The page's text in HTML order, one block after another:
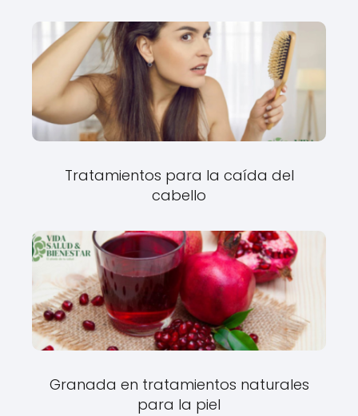
Tratamientos para la caída del
cabello
Granada en tratamientos naturales
para la piel